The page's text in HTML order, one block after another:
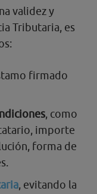
validez y
Tributaria, es
firmado
, como
importe
forma de
, evitando la